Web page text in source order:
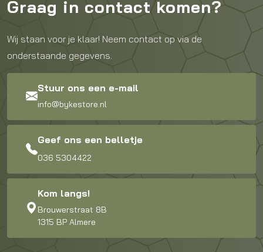
Graag in contact komen?
Wij staan voor je klaar! Neem contact op via de
onderstaande gegevens.
Stuur ons een e-mail
info@bykestore.nl
Geef ons een belletje
036 5304422
Kom langs!
Brouwerstraat 8B
1315 BP Almere